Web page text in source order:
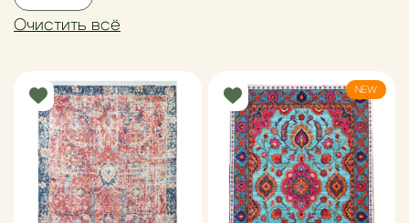
Очистить всё
NEW